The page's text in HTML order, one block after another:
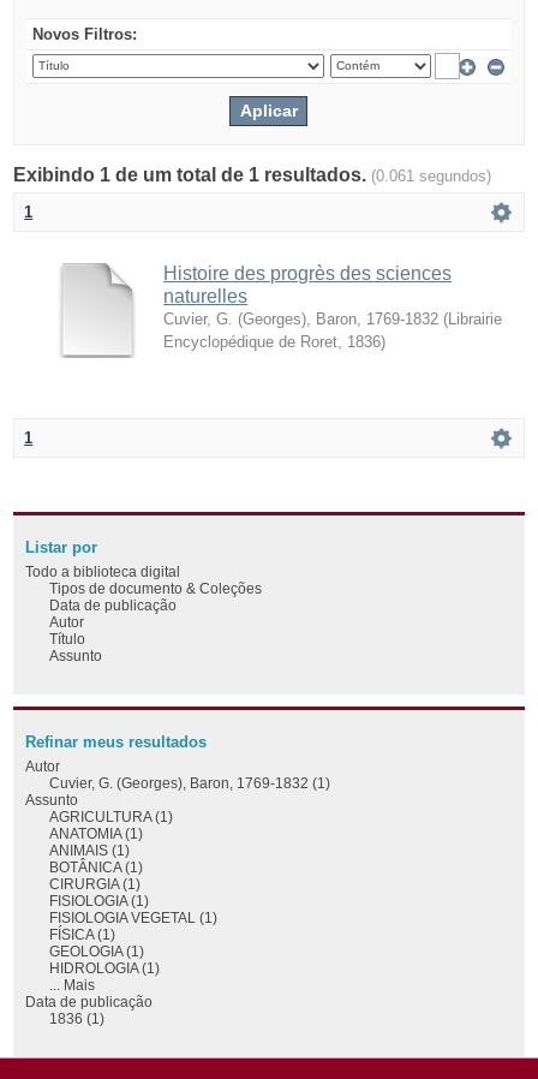
Novos Filtros:
Exibindo 1 de um total de 1 resultados. (0.061 segundos)
1
Histoire des progrès des sciences
naturelles
Cuvier, G. (Georges), Baron, 1769-1832 ( Librairie
Encyclopédique de Roret 1836)
1
Listar por
Todo a biblioteca digital
Tipos de documento & Coleções
Data de publicação
Autor
Título
Assunto
Refinar meus resultados
Autor
Cuvier, G. (Georges), Baron, 1769-1832 (1)
Assunto
AGRICULTURA (1)
ANATOMIA (1)
ANIMAIS (1)
BOTÂNICA (1)
CIRURGIA (1)
FISIOLOGIA (1)
FISIOLOGIA VEGETAL (1)
FÍSICA (1)
GEOLOGIA (1)
HIDROLOGIA (1)
... Mais
Data de publicação
1836 (1)